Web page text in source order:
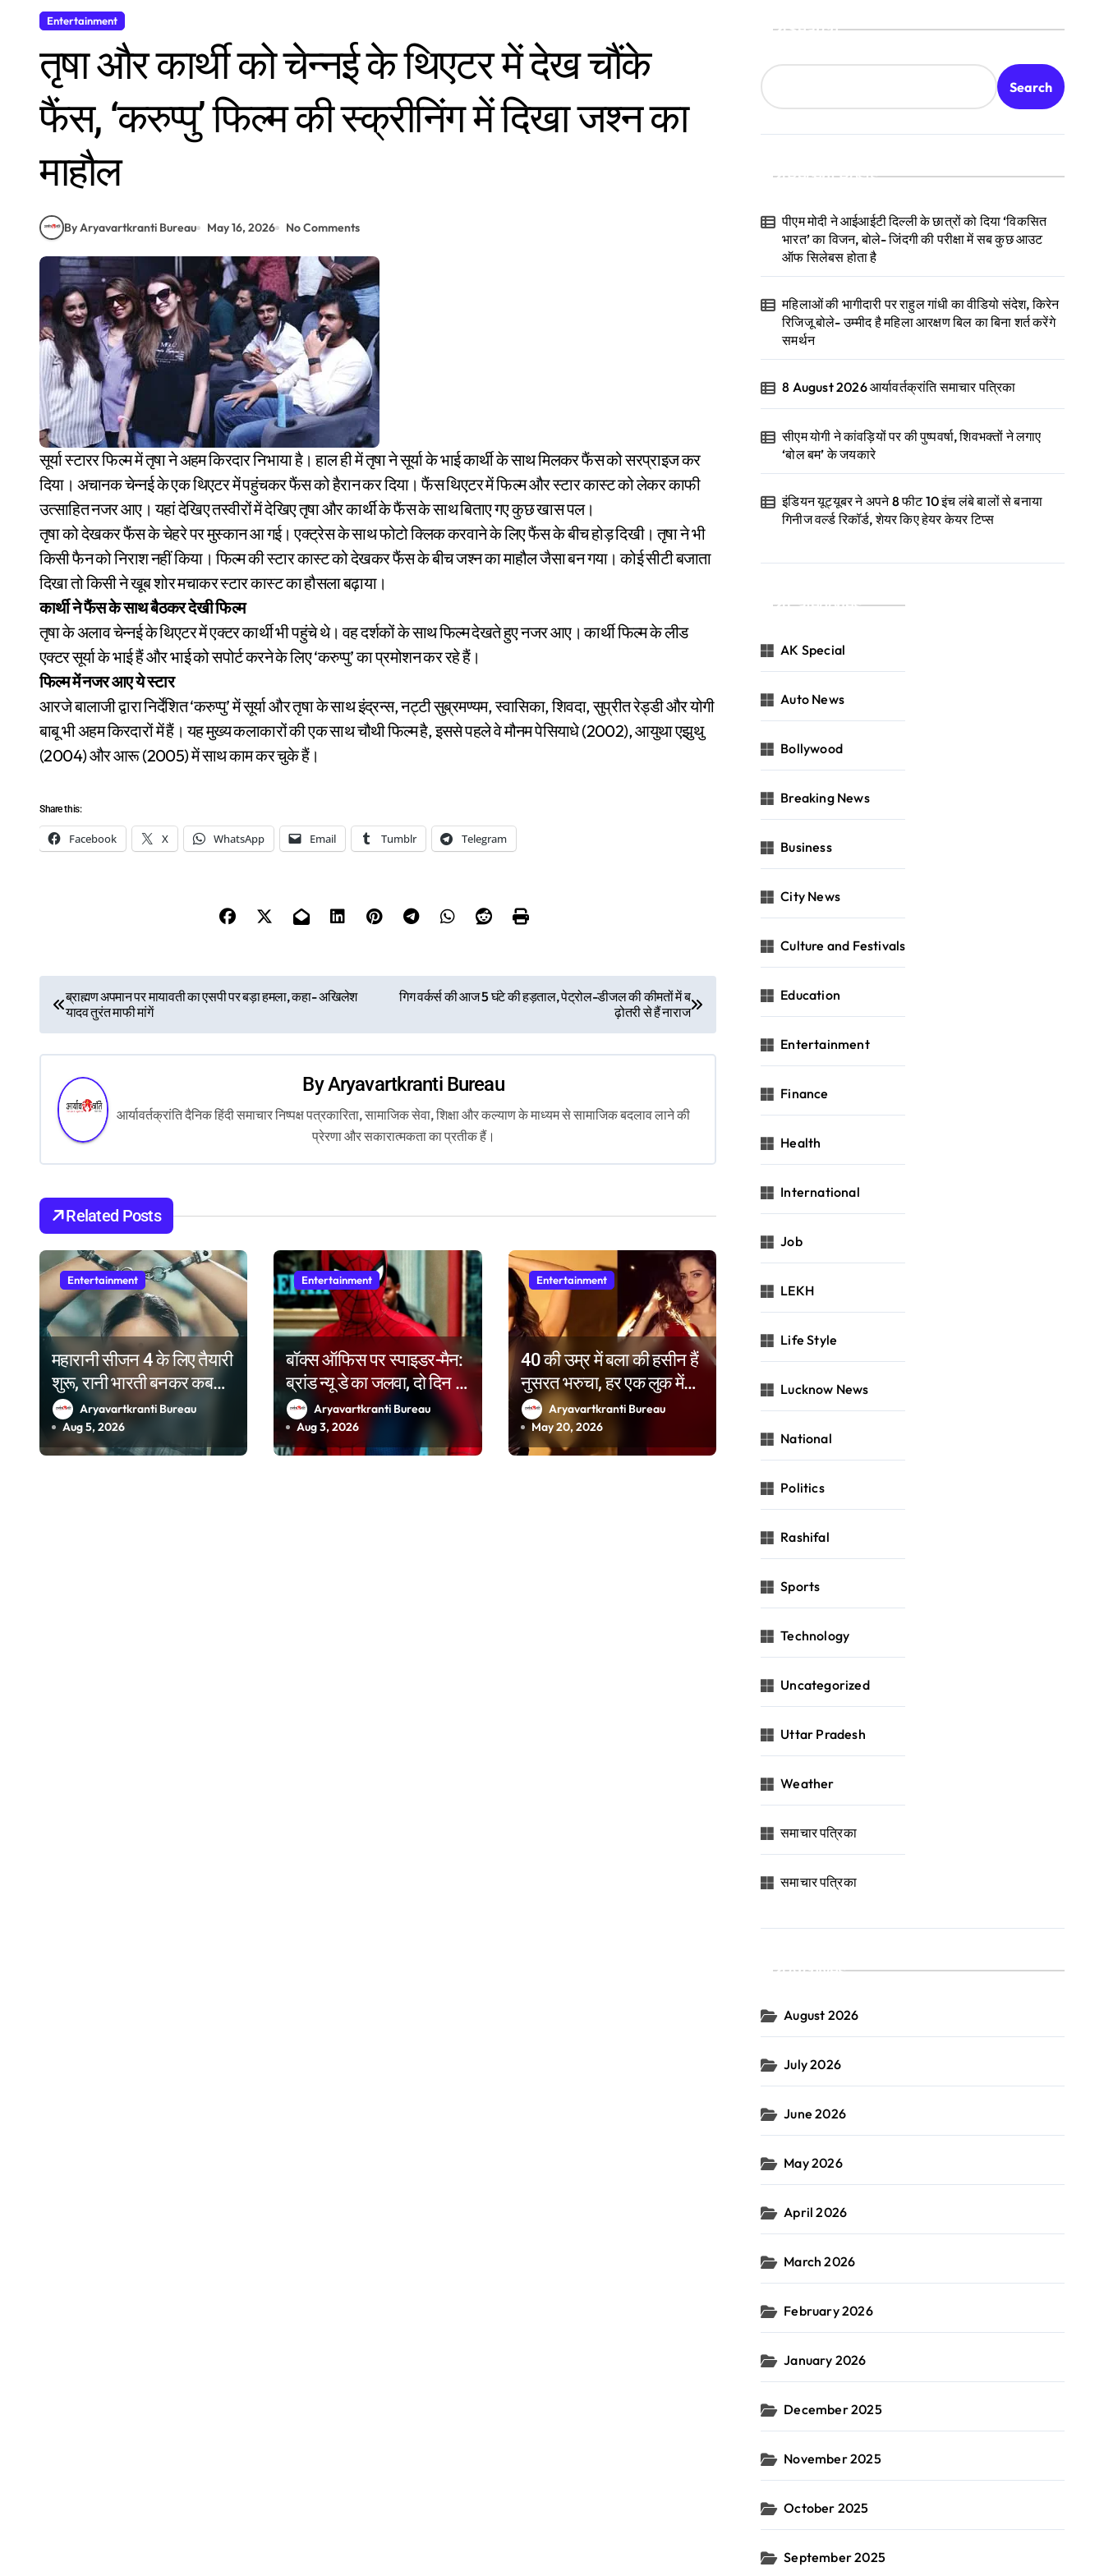
Entertainment
तृषा और कार्थी को चेन्नई के थिएटर में देख चौंके
फैंस, ‘करुप्पु’ फिल्म की स्क्रीनिंग में दिखा जश्न का
माहौल
By Aryavartkranti Bureau May 16, 2026 No Comments
सूर्या स्टारर फिल्म में तृषा ने अहम किरदार निभाया है। हाल ही में तृषा ने सूर्या के भाई कार्थी के साथ मिलकर फैंस को सरप्राइज कर
दिया। अचानक चेन्नई के एक थिएटर में पहुंचकर फैंस को हैरान कर दिया। फैंस थिएटर में फिल्म और स्टार कास्ट को लेकर काफी
उत्साहित नजर आए। यहां देखिए तस्वीरों में देखिए तृषा और कार्थी के फैंस के साथ बिताए गए कुछ खास पल।
तृषा को देखकर फैंस के चेहरे पर मुस्कान आ गई। एक्ट्रेस के साथ फोटो क्लिक करवाने के लिए फैंस के बीच होड़ दिखी। तृषा ने भी
किसी फैन को निराश नहीं किया। फिल्म की स्टार कास्ट को देखकर फैंस के बीच जश्न का माहौल जैसा बन गया। कोई सीटी बजाता
दिखा तो किसी ने खूब शोर मचाकर स्टार कास्ट का हौसला बढ़ाया।
कार्थी ने फैंस के साथ बैठकर देखी फिल्म
तृषा के अलाव चेन्नई के थिएटर में एक्टर कार्थी भी पहुंचे थे। वह दर्शकों के साथ फिल्म देखते हुए नजर आए। कार्थी फिल्म के लीड
एक्टर सूर्या के भाई हैं और भाई को सपोर्ट करने के लिए ‘करुप्पु’ का प्रमोशन कर रहे हैं।
फिल्म में नजर आए ये स्टार
आरजे बालाजी द्वारा निर्देशित ‘करुप्पु’ में सूर्या और तृषा के साथ इंद्रन्स, नट्टी सुब्रमण्यम, स्वासिका, शिवदा, सुप्रीत रेड्डी और योगी
बाबू भी अहम किरदारों में हैं। यह मुख्य कलाकारों की एक साथ चौथी फिल्म है, इससे पहले वे मौनम पेसियाधे (2002), आयुथा एझुथु
(2004) और आरू (2005) में साथ काम कर चुके हैं।
Share this:
Facebook X WhatsApp Email Tumblr Telegram
o
s
a
v
i
g
a
t
n
ब्राह्मण अपमान पर मायावती का एसपी पर बड़ा हमला, कहा- अखिलेश
यादव तुरंत माफी मांगें
गिग वर्कर्स की आज 5 घंटे की हड़ताल, पेट्रोल-डीजल की कीमतों में ब
ढ़ोतरी से हैं नाराज
ByAryavartkranti Bureau
आर्यावर्तक्रांति दैनिक हिंदी समाचार निष्पक्ष पत्रकारिता, सामाजिक सेवा, शिक्षा और कल्याण के माध्यम से सामाजिक बदलाव लाने की
प्रेरणा और सकारात्मकता का प्रतीक हैं।
Related Posts
Entertainment
महारानी सीजन 4 के लिए तैयारी
शुरू, रानी भारती बनकर कब
लौटेंगी हुमा कुरैशी?
Aryavartkranti Bureau
Aug 5, 2026
Entertainment
बॉक्स ऑफिस पर स्पाइडर-मैन:
ब्रांड न्यू डे का जलवा, दो दिन में
100 करोड़ क्लब में शामिल; भाई
तेरा स्टार है रही फीकी
Aryavartkranti Bureau
Aug 3, 2026
Entertainment
40 की उम्र में बला की हसीन हैं
नुसरत भरुचा, हर एक लुक में
एक्ट्रेस ढाती हैं कहर
Aryavartkranti Bureau
May 20, 2026
Search
Search
Recent Posts
पीएम मोदी ने आईआईटी दिल्ली के छात्रों को दिया ‘विकसित
भारत’ का विजन, बोले- जिंदगी की परीक्षा में सब कुछ आउट
ऑफ सिलेबस होता है
महिलाओं की भागीदारी पर राहुल गांधी का वीडियो संदेश, किरेन
रिजिजू बोले- उम्मीद है महिला आरक्षण बिल का बिना शर्त करेंगे
समर्थन
8 August 2026 आर्यावर्तक्रांति समाचार पत्रिका
सीएम योगी ने कांवड़ियों पर की पुष्पवर्षा, शिवभक्तों ने लगाए
‘बोल बम’ के जयकारे
इंडियन यूट्यूबर ने अपने 8 फीट 10 इंच लंबे बालों से बनाया
गिनीज वर्ल्ड रिकॉर्ड, शेयर किए हेयर केयर टिप्स
Categories
AK Special
Auto News
Bollywood
Breaking News
Business
City News
Culture and Festivals
Education
Entertainment
Finance
Health
International
Job
LEKH
Life Style
Lucknow News
National
Politics
Rashifal
Sports
Technology
Uncategorized
Uttar Pradesh
Weather
समाचार पत्रिका
समाचार पत्रिका
Archives
August 2026
July 2026
June 2026
May 2026
April 2026
March 2026
February 2026
January 2026
December 2025
November 2025
October 2025
September 2025